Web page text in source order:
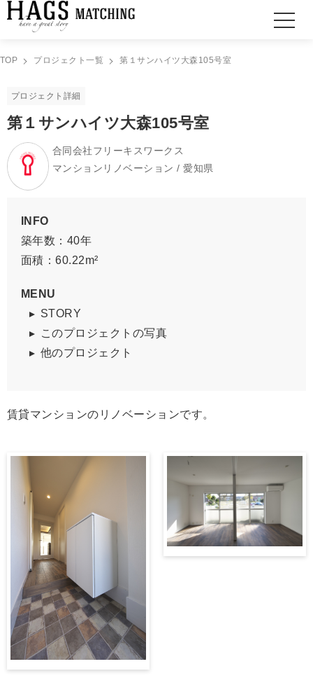
TOP プロジェクト一覧 第１サンハイツ大森105号室
プロジェクト詳細
第１サンハイツ大森105号室
合同会社フリーキスワークス
マンションリノベーション / 愛知県
INFO
築年数：40年
面積：60.22m²
MENU
STORY
このプロジェクトの写真
他のプロジェクト
賃貸マンションのリノベーションです。